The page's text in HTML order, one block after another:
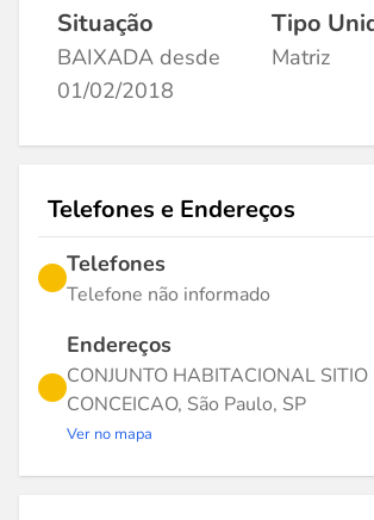
Situação
BAIXADA desde
01/02/2018
Tipo
Matriz
Telefones e Endereços
Telefones
Telefone não informado
Endereços
CONJUNTO HABITACIONAL SITIO
CONCEICAO, São Paulo, SP
Ver no mapa